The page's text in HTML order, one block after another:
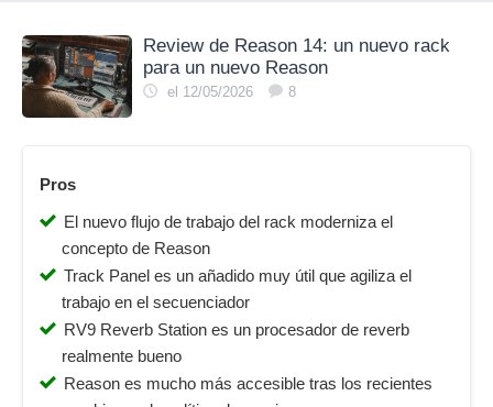
Review de Reason 14: un nuevo rack
para un nuevo Reason
el 12/05/2026 8
Pros
El nuevo flujo de trabajo del rack moderniza el
concepto de Reason
Track Panel es un añadido muy útil que agiliza el
trabajo en el secuenciador
RV9 Reverb Station es un procesador de reverb
realmente bueno
Reason es mucho más accesible tras los recientes